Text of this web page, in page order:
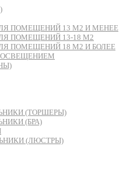
ПОМЕЩЕНИЙ 13 М2 И МЕНЕЕ
ПОМЕЩЕНИЙ 13-18 М2
ПОМЕЩЕНИЙ 18 М2 И БОЛЕЕ
ОСВЕЩЕНИЕМ
(ТОРШЕРЫ)
(БРА)
(ЛЮСТРЫ)